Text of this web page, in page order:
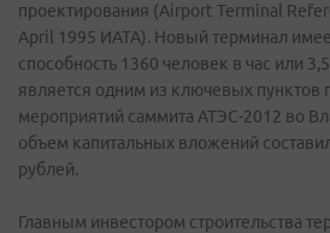
проектирования (Airport Terminal
April 1995 ИАТА). Новый терминал
способность 1360 человек в час или
является одним из ключевых пунктов
мероприятий саммита АТЭС-2012 во
объем капитальных вложений
рублей.
Главным инвестором строительства